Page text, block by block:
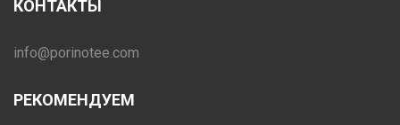
КОНТАКТЫ
info@porinotee.com
РЕКОМЕНДУЕМ